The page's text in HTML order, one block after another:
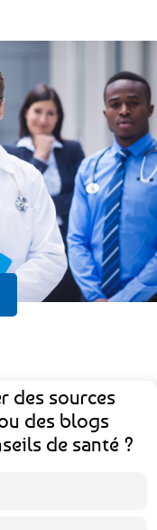
des sources
des blogs
de santé ?